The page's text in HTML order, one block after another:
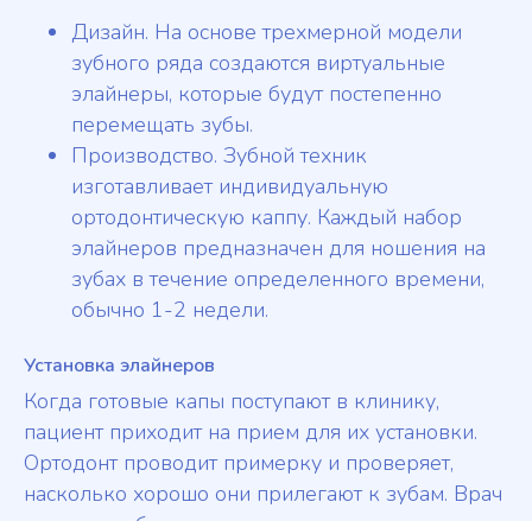
Дизайн. На основе трехмерной модели
зубного ряда создаются виртуальные
элайнеры, которые будут постепенно
перемещать зубы.
Производство. Зубной техник
изготавливает индивидуальную
ортодонтическую каппу. Каждый набор
элайнеров предназначен для ношения на
зубах в течение определенного времени,
обычно 1-2 недели.
Установка элайнеров
Когда готовые капы поступают в клинику,
пациент приходит на прием для их установки.
Ортодонт проводит примерку и проверяет,
насколько хорошо они прилегают к зубам. Врач